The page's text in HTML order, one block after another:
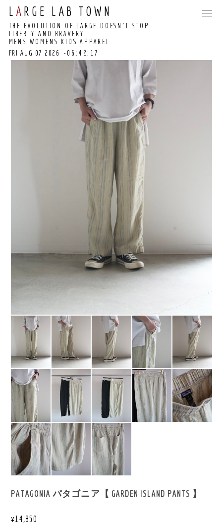
L A RGE LAB TOWN
THE EVOLUTION OF LARGE DOESN’T STOP
LIBERTY AND BRAVERY
MENS WOMENS KIDS APPAREL
FRI AUG 07 2026
-06:42:17
PATAGONIA パタゴニア【 GARDEN ISLAND PANTS 】
¥14,850